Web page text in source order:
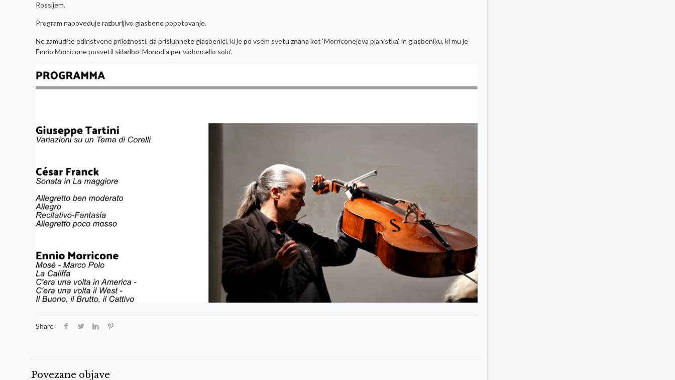
Rossijem.
Program napoveduje razburljivo glasbeno popotovanje.
Ne zamudite edinstvene priložnosti, da prisluhnete glasbenici, ki je po vsem svetu znana kot ‘Morriconejeva pianistka’, in glasbeniku, ki mu je
Ennio Morricone posvetil skladbo ‘Monodia per violoncello solo’.
Share
Povezane objave